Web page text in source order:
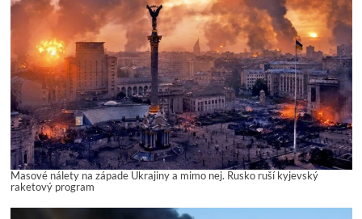
Masové nálety na západe Ukrajiny a mimo nej. Rusko ruší kyjevský
raketový program